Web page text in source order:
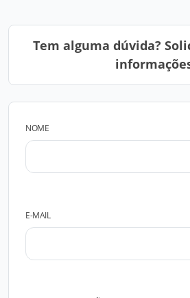
Tem alguma dúvida?
NOME
E-MAIL